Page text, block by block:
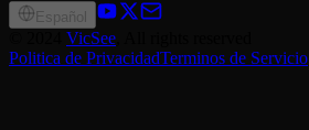
Español
VicSee
Politica de PrivacidadTerminos de Servicio